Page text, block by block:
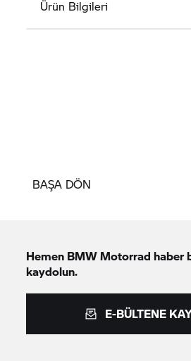
Ürün Bilgileri
BAŞA DÖN
Hemen BMW Motorrad haber
kaydolun.
E-BÜLTENE